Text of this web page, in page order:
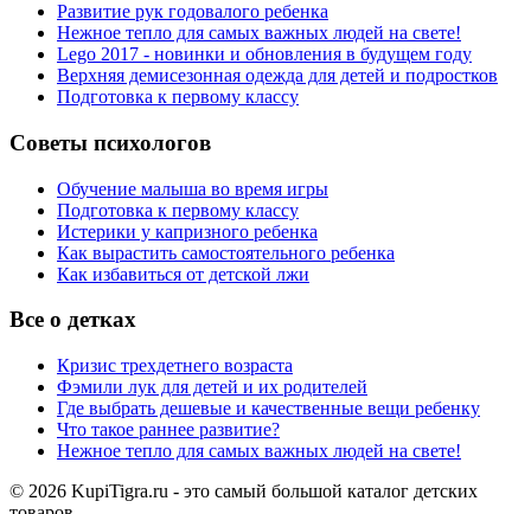
Развитие рук годовалого ребенка
Нежное тепло для самых важных людей на свете!
Lego 2017 - новинки и обновления в будущем году
Верхняя демисезонная одежда для детей и подростков
Подготовка к первому классу
Советы психологов
Обучение малыша во время игры
Подготовка к первому классу
Истерики у капризного ребенка
Как вырастить самостоятельного ребенка
Как избавиться от детской лжи
Все о детках
Кризис трехдетнего возраста
Фэмили лук для детей и их родителей
Где выбрать дешевые и качественные вещи ребенку
Что такое раннее развитие?
Нежное тепло для самых важных людей на свете!
© 2026 KupiTigra.ru - это самый большой каталог детских